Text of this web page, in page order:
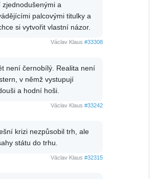
zjednodušenými a
palcovými titulky a
si vytvořit vlastní názor.
Václav Klaus #33308
není černobílý. Realita není
v němž vystupují
a hodní hoši.
Václav Klaus #33242
krizi nezpůsobil trh, ale
státu do trhu.
Václav Klaus #32315